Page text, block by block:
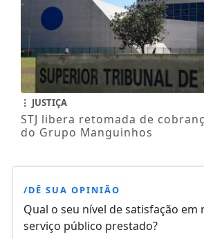
JUSTIÇA
STJ libera retomada de
do Grupo Manguinhos
/DÊ SUA OPINIÃO
Qual o seu nível de satisfação em
serviço público prestado?